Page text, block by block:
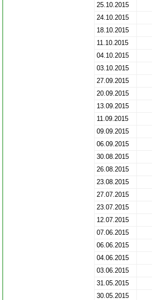
25.10.2015
24.10.2015
18.10.2015
11.10.2015
04.10.2015
03.10.2015
27.09.2015
20.09.2015
13.09.2015
11.09.2015
09.09.2015
06.09.2015
30.08.2015
26.08.2015
23.08.2015
27.07.2015
23.07.2015
12.07.2015
07.06.2015
06.06.2015
04.06.2015
03.06.2015
31.05.2015
30.05.2015